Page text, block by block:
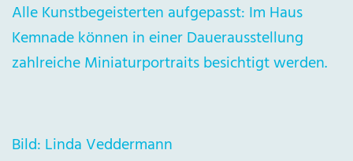
Alle Kunstbegeisterten aufgepasst: Im Haus
Kemnade können in einer Dauerausstellung
zahlreiche Miniaturportraits besichtigt werden.
Bild: Linda Veddermann